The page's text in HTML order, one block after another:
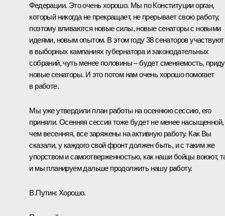
Федерации. Это очень хорошо. Мы по Конституции орган,
который никогда не прекращает, не прерывает свою работу,
поэтому вливаются новые силы, новые сенаторы с новыми
идеями, новым опытом. В этом году 38 сенаторов участвуют
в выборных кампаниях губернатора и законодательных
собраний, чуть менее половины – будет сменяемость,
новые сенаторы. И это потом нам очень хорошо помогает
в работе.
Мы уже утвердили план работы на осеннюю сессию, его
приняли. Осенняя сессия тоже будет не менее насыщенной,
чем весенняя, все заряжены на активную работу. Как Вы
сказали, у каждого свой фронт должен быть, и с таким же
упорством и самоотверженностью, как наши бойцы воюют,
и мы планируем дальше продолжить нашу работу.
В.Путин: Хорошо.